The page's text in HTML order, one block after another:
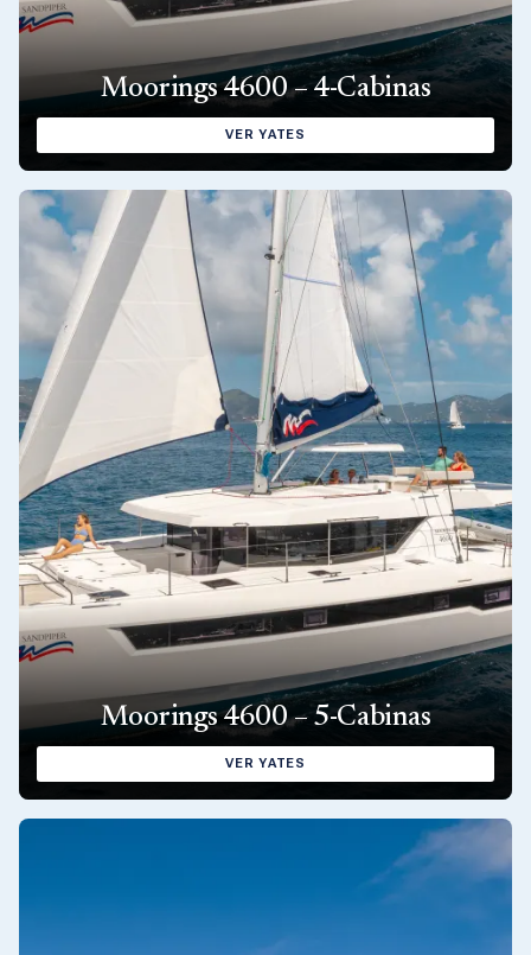
Moorings 4600 – 4-Cabinas
VER YATES
Moorings 4600 – 5-Cabinas
VER YATES